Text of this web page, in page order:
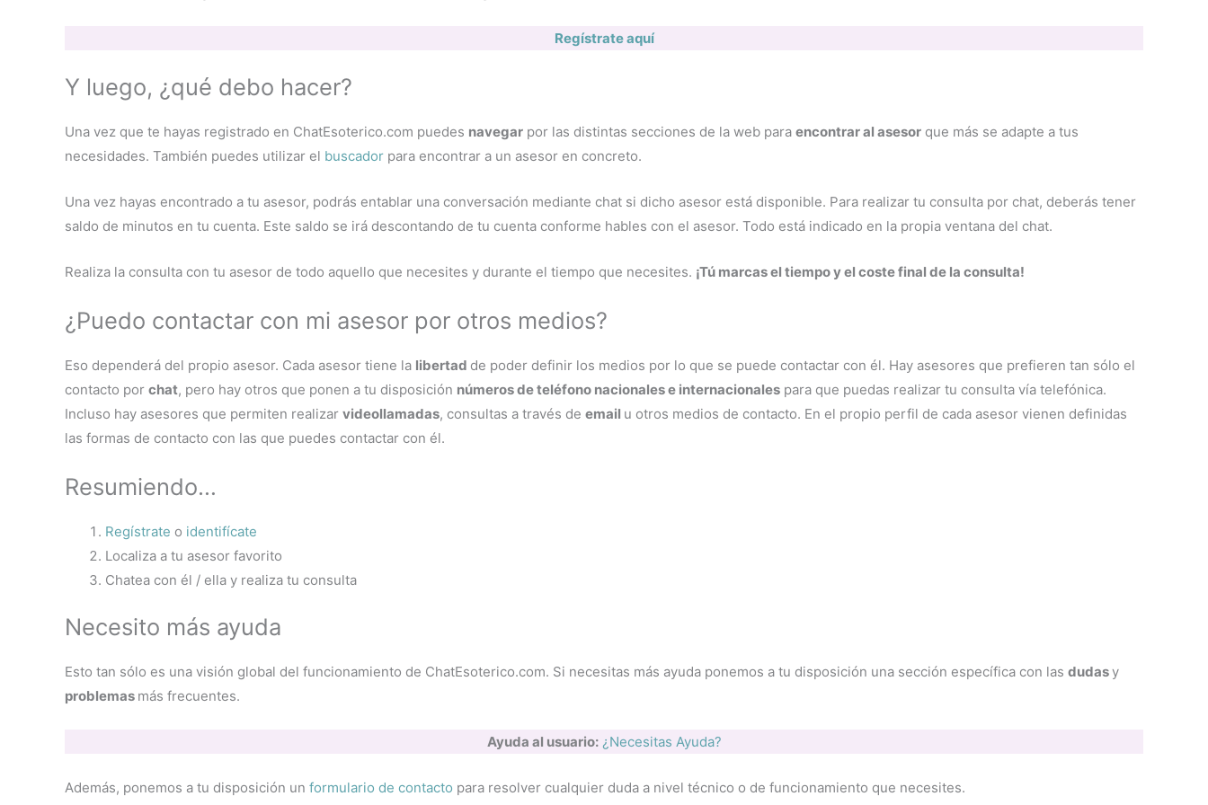
Regístrate aquí
Y luego, ¿qué debo hacer?
Una vez que te hayas registrado en ChatEsoterico.com puedes navegar por las distintas secciones de la web para encontrar al asesor que más se adapte a tus
necesidades. También puedes utilizar el buscador para encontrar a un asesor en concreto.
Una vez hayas encontrado a tu asesor, podrás entablar una conversación mediante chat si dicho asesor está disponible. Para realizar tu consulta por chat, deberás tener
saldo de minutos en tu cuenta. Este saldo se irá descontando de tu cuenta conforme hables con el asesor. Todo está indicado en la propia ventana del chat.
Realiza la consulta con tu asesor de todo aquello que necesites y durante el tiempo que necesites. ¡Tú marcas el tiempo y el coste final de la consulta!
¿Puedo contactar con mi asesor por otros medios?
Eso dependerá del propio asesor. Cada asesor tiene la libertad de poder definir los medios por lo que se puede contactar con él. Hay asesores que prefieren tan sólo el
contacto por chat, pero hay otros que ponen a tu disposición números de teléfono nacionales e internacionales para que puedas realizar tu consulta vía telefónica.
Incluso hay asesores que permiten realizar videollamadas, consultas a través de email u otros medios de contacto. En el propio perfil de cada asesor vienen definidas
las formas de contacto con las que puedes contactar con él.
Resumiendo…
Regístrate o identifícate
Localiza a tu asesor favorito
Chatea con él / ella y realiza tu consulta
Necesito más ayuda
Esto tan sólo es una visión global del funcionamiento de ChatEsoterico.com. Si necesitas más ayuda ponemos a tu disposición una sección específica con las dudasy
problemas más frecuentes.
Ayuda al usuario: ¿Necesitas Ayuda?
Además, ponemos a tu disposición un formulario de contacto para resolver cualquier duda a nivel técnico o de funcionamiento que necesites.